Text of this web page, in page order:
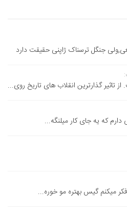
جنگل ترسناک ژاپنی حقیقت دارد
تاثیر گذارترین انقلاب های تاریخ روی...
که یه جای کار میلنگه...
میکنم گیس بهتره مو خوره...